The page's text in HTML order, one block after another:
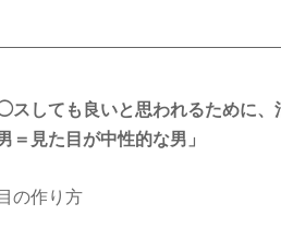
スしても良いと思われるために、
＝見た目が中性的な男」
の作り方